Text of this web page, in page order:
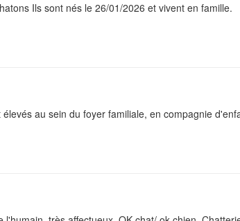
Ils sont nés le 26/01/2026 et vivent en famille.
au sein du foyer familiale, en compagnie